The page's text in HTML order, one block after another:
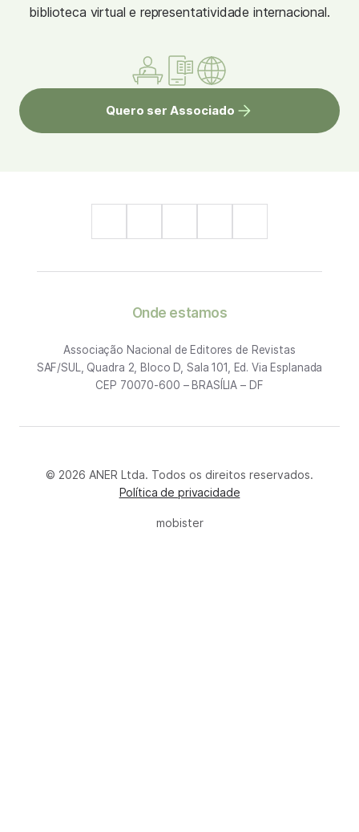
biblioteca virtual e representatividade internacional.
Quero ser Associado
Onde estamos
Associação Nacional de Editores de Revistas
SAF/SUL, Quadra 2, Bloco D, Sala 101, Ed. Via Esplanada
CEP 70070-600 – BRASÍLIA – DF
© 2026 ANER Ltda. Todos os direitos reservados.
Política de privacidade
mobister